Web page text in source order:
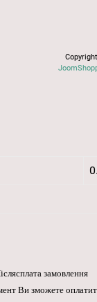
замовлення
Ви зможете